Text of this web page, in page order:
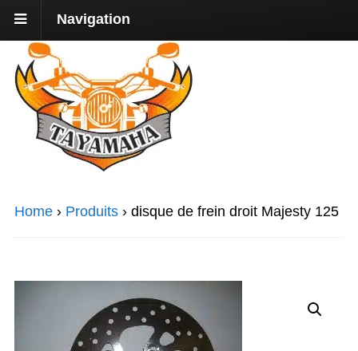
Navigation
Home › Produits › disque de frein droit Majesty 125